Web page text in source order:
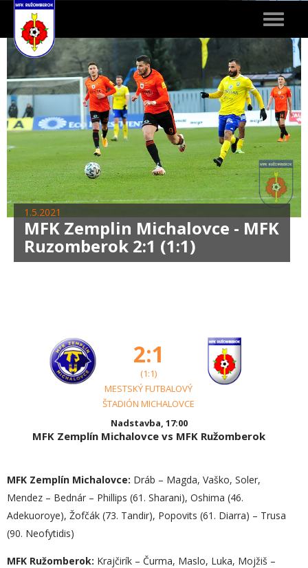
Toggle
1.5.2021
MFK Zemplin Michalovce - MFK
Ruzomberok 2:1 (1:1)
2:1
(1:1)
MESTSKÝ FUTBALOVÝ
ŠTADIÓN MICHALOVCE
Nadstavba, 17:00
MFK Zemplín Michalovce vs MFK Ružomberok
MFK Zemplín Michalovce: Dráb – Magda, Vaško, Soler,
Mendez – Bednár – Phillips (61. Sharani), Oshima (46.
Adekuoroye), Žofčák (73. Tandir), Popovits (61. Diarra) – Trusa
(90. Neofytidis)
MFK Ružomberok: Krajčirík – Čurma, Maslo, Luka, Mojžiš –